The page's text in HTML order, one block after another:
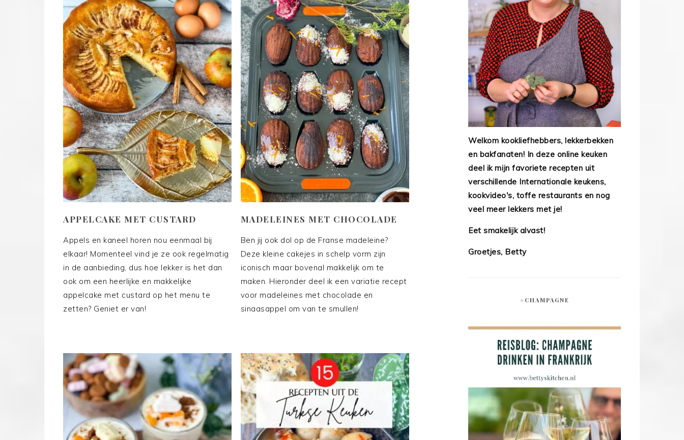
APPELCAKE MET CUSTARD
Appels en kaneel horen nou eenmaal bij
elkaar! Momenteel vind je ze ook regelmatig
in de aanbieding, dus hoe lekker is het dan
ook om een heerlijke en makkelijke
appelcake met custard op het menu te
zetten? Geniet er van!
MADELEINES MET CHOCOLADE
Ben jij ook dol op de Franse madeleine?
Deze kleine cakejes in schelp vorm zijn
iconisch maar bovenal makkelijk om te
maken. Hieronder deel ik een variatie recept
voor madeleines met chocolade en
sinaasappel om van te smullen!
Welkom kookliefhebbers, lekkerbekken
en bakfanaten! In deze online keuken
deel ik mijn favoriete recepten uit
verschillende Internationale keukens,
kookvideo's, toffe restaurants en nog
veel meer lekkers met je!
Eet smakelijk alvast!
Groetjes, Betty
#CHAMPAGNE